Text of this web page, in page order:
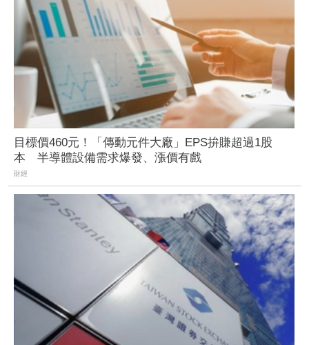
目標價460元！「傳動元件大廠」EPS拚賺超過1股
本 半導體設備需求爆發、漲價有戲
財經